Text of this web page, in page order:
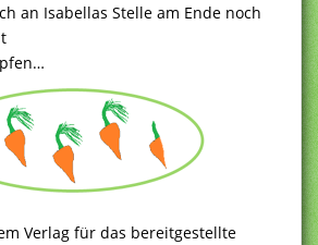
an Isabellas Stelle am Ende noch
Verlag für das bereitgestellte